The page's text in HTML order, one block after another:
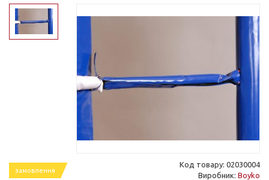
замовлення
Код товару: 02030004
Виробник: Boyko